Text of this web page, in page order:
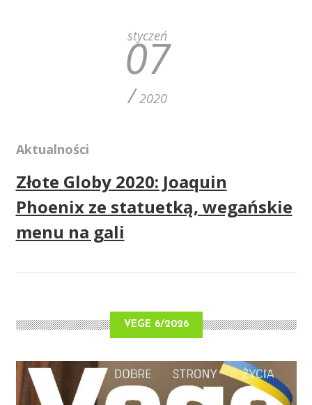
styczeń
07
/ 2020
Aktualności
Złote Globy 2020: Joaquin
Phoenix ze statuetką, wegańskie
menu na gali
VEGE 6/2026